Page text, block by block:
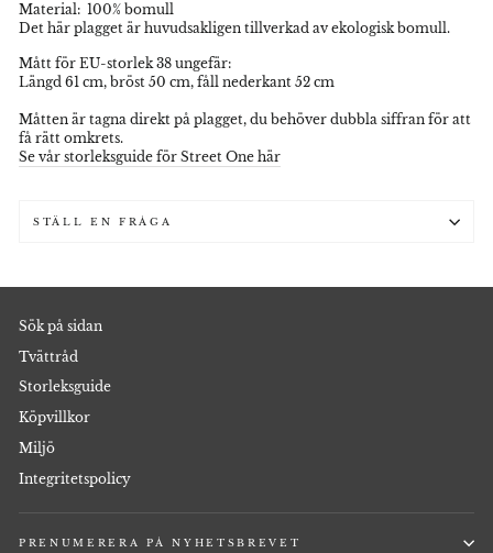
Material: 100% bomull
Det här plagget är huvudsakligen tillverkad av ekologisk bomull.
Mått för EU-storlek 38 ungefär:
Längd 61 cm, bröst 50 cm, fåll nederkant 52 cm
Måtten är tagna direkt på plagget, du behöver dubbla siffran för att
få rätt omkrets.
Se vår storleksguide för Street One här
STÄLL EN FRÅGA
Sök på sidan
Tvättråd
Storleksguide
Köpvillkor
Miljö
Integritetspolicy
PRENUMERERA PÅ NYHETSBREVET